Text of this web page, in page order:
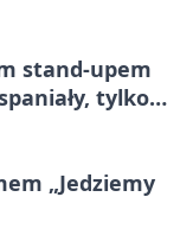
stand-upem
tylko
„Jedziemy